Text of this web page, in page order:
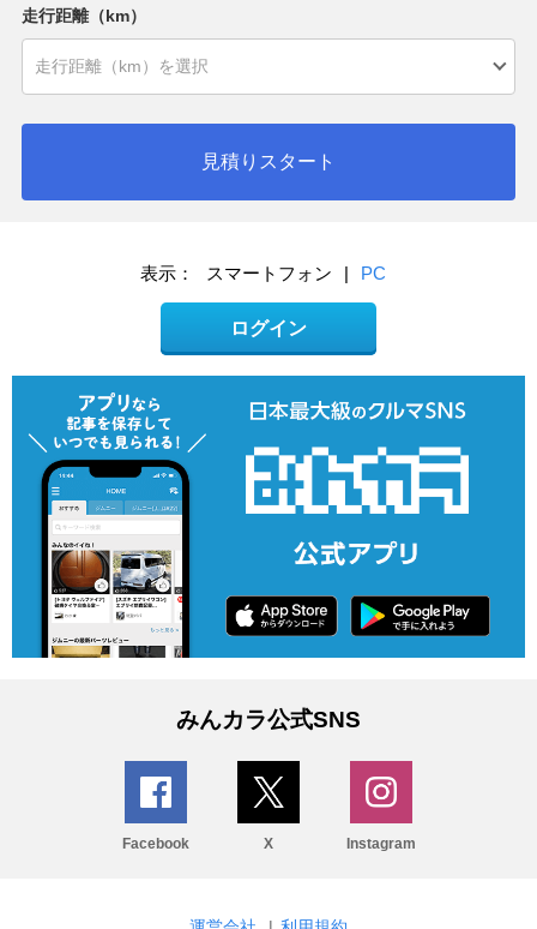
走行距離（km）
見積りスタート
表示： スマートフォン | PC
ログイン
みんカラ公式SNS
Facebook X Instagram